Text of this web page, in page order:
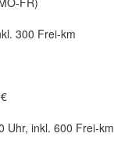
300 Frei-km
Uhr, inkl. 600 Frei-km